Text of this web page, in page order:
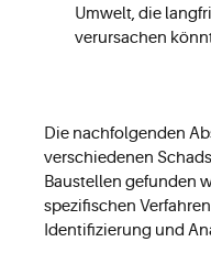
Umwelt, die
verursachen
Die nachfolgenden
verschiedenen
Baustellen gefunden
spezifischen
Identifizierung und